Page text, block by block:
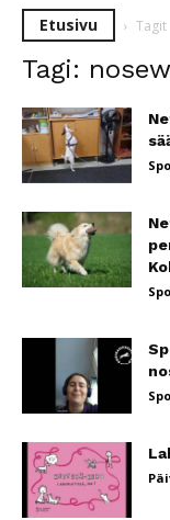
Etusivu Tagit
Tagi: